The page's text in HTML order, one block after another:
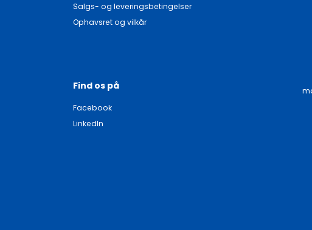
Salgs- og leveringsbetingelser
Ophavsret og vilkår
Find os på
Facebook
LinkedIn